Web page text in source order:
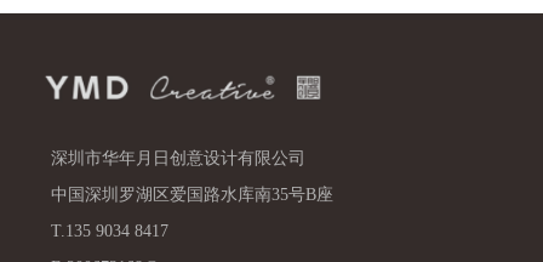
深圳市华年月日创意设计有限公司
中国深圳罗湖区爱国路水库南35号B座
T.135 9034 8417